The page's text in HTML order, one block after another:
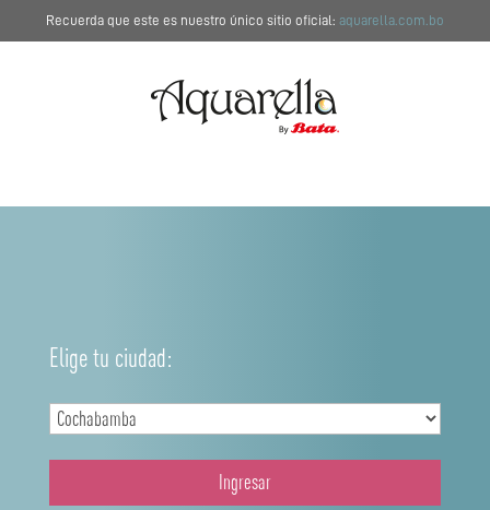
Recuerda que este es nuestro único sitio oficial: aquarella.com.bo
Elige tu ciudad:
Ingresar